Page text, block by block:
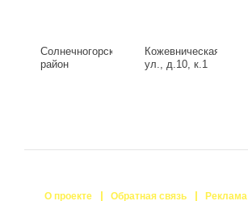
Солнечногорский
район
Кожевническая
ул., д.10, к.1
О проекте Обратная связь Реклама